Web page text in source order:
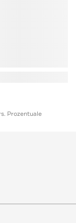
Prozentuale